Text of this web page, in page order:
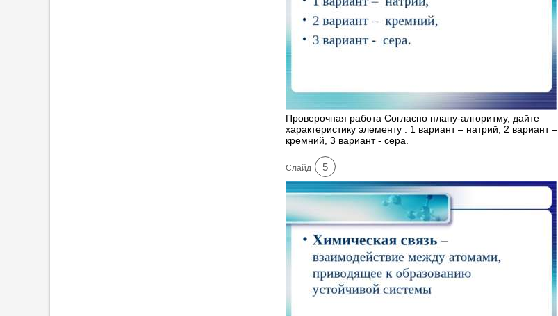
Проверочная работа Согласно плану-алгоритму, дайте
характеристику элементу : 1 вариант – натрий, 2 вариант –
кремний, 3 вариант - сера.
Cлайд 5